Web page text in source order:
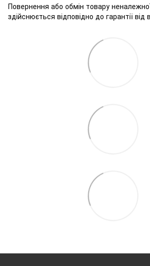
Повернення або обмін товару
здійснюється відповідно до гарантії від